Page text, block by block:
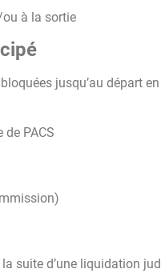
ou à la sortie
jusqu’au départ
PACS
suite d’une liquidation